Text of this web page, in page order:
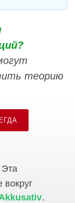
теорию
Эта
вокруг
.